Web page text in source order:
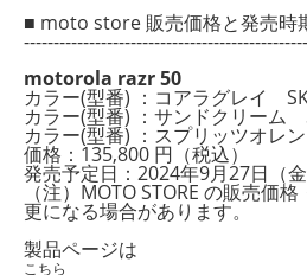
■ moto store 販売価格と発売時
motorola razr 50
カラー(型番) ：コアラグレイ
カラー(型番) ：サンドクリーム
カラー(型番) ：スプリッツオレ
価格：135,800 円（税込）
発売予定日：2024年9月27日 （
（注）MOTO STORE の販売価
更になる場合があります。
製品ページは
こちら